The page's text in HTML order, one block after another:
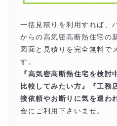
一括見積りを利用すれば、
からの高気密高断熱住宅の
図面と見積りを完全無料で
す。
『高気密高断熱住宅を検討
比較してみたい方』『工務
接依頼やお断りに気を遣わ
会にご利用下さいませ。